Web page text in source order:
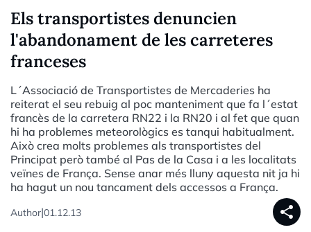
Els transportistes denuncien
l'abandonament de les carreteres
franceses
L´Associació de Transportistes de Mercaderies ha
reiterat el seu rebuig al poc manteniment que fa l´estat
francès de la carretera RN22 i la RN20 i al fet que quan
hi ha problemes meteorològics es tanqui habitualment.
Això crea molts problemes als transportistes del
Principat però també al Pas de la Casa i a les localitats
veïnes de França. Sense anar més lluny aquesta nit ja hi
ha hagut un nou tancament dels accessos a França.
Author|01.12.13 share